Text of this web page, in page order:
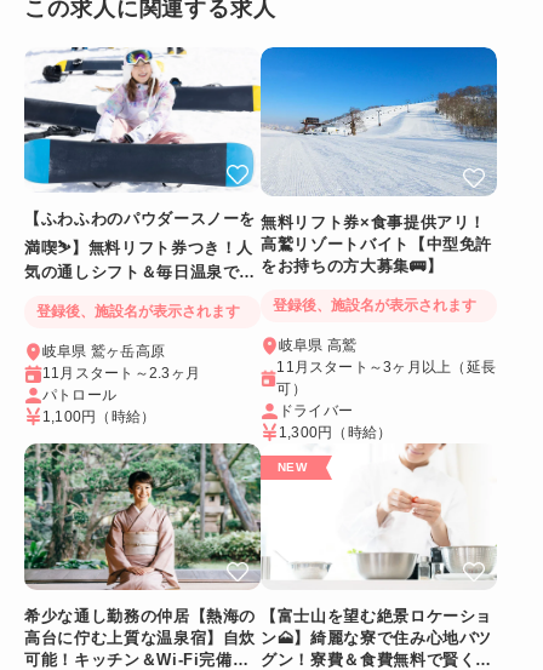
この求人に関連する求人
【ふわふわのパウダースノーを
満喫⛷️】無料リフト券つき！人
気の通しシフト＆毎日温泉でリ
登録後、施設名が表示されます
岐阜県 鷲ヶ岳高原
11月スタート～2.3ヶ月
パトロール
1,100円
（時給）
無料リフト券×食事提供アリ！
高鷲リゾートバイト【中型免許
をお持ちの方大募集🚌】
登録後、施設名が表示されます
岐阜県 高鷲
11月スタート～3ヶ月以上（延長
可）
ドライバー
1,300円
（時給）
希少な通し勤務の仲居【熱海の
高台に佇む上質な温泉宿】自炊
可能！キッチン＆Wi-Fi完備！
【富士山を望む絶景ロケーショ
ン🗻】綺麗な寮で住み心地バツ
グン！寮費＆食費無料で賢く稼